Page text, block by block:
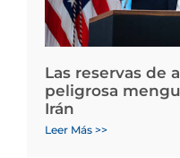
Las reservas de
peligrosa
Irán
Leer Más >>